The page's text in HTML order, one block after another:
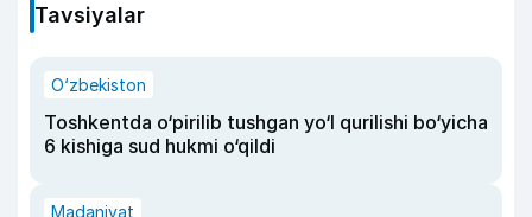
Tavsiyalar
O‘zbekiston
Toshkentda o‘pirilib tushgan yo‘l qurilishi bo‘yicha
6 kishiga sud hukmi o‘qildi
Madaniyat